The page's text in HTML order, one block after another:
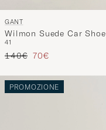
GANT
Wilmon Suede Car Shoe
Marine
41
Prezzo ordinario
140€ Prezzo ridotto
70€
PROMOZIONE